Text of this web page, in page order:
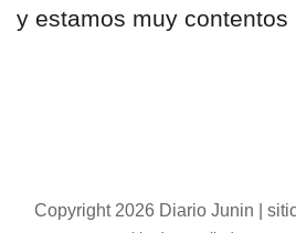
y estamos muy contentos
Copyright 2026 Diario Junin |